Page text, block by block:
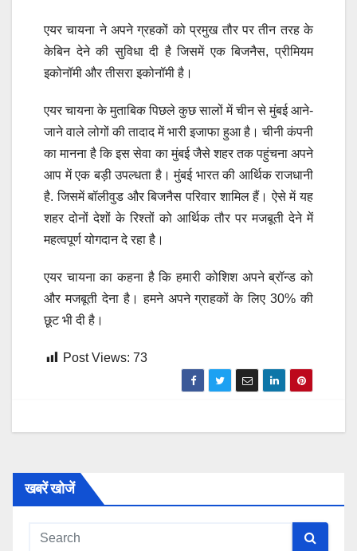
एयर चायना ने अपने ग्रहकों को प्रमुख तौर पर तीन तरह के
केबिन देने की सुविधा दी है जिसमें एक बिजनैस, प्रीमियम
इकोनॉमी और तीसरा इकोनॉमी है।
एयर चायना के मुताबिक पिछले कुछ सालों में चीन से मुंबई आने-
जाने वाले लोगों की तादाद में भारी इजाफा हुआ है। चीनी कंपनी
का मानना है कि इस सेवा का मुंबई जैसे शहर तक पहुंचना अपने
आप में एक बड़ी उपल्धता है। मुंबई भारत की आर्थिक राजधानी
है. जिसमें बॉलीवुड और बिजनैस परिवार शामिल हैं। ऐसे में यह
शहर दोनों देशों के रिश्तों को आर्थिक तौर पर मजबूती देने में
महत्वपूर्ण योगदान दे रहा है।
एयर चायना का कहना है कि हमारी कोशिश अपने ब्रॉन्ड को
और मजबूती देना है। हमने अपने ग्राहकों के लिए 30% की
छूट भी दी है।
Post Views: 73
खबरें खोजें